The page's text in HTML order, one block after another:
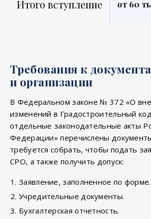
Итого вступление от 60
Требования к
и организации
В Федеральном законе № 372 «О
изменений в Градостроительный
отдельные законодательные акты
Федерации» перечислены
требуется собрать, чтобы подать
СРО, а также получить допуск:
Заявление, заполненное по форме.
Учредительные документы.
Бухгалтерская отчетность.